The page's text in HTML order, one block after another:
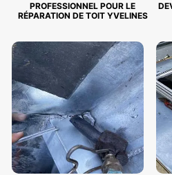
PROFESSIONNEL POUR LE
RÉPARATION DE TOIT YVELINES